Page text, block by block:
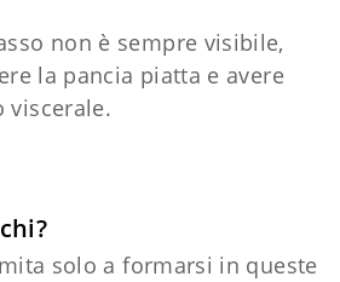
non è sempre visibile,
la pancia piatta e avere
viscerale.
solo a formarsi in queste